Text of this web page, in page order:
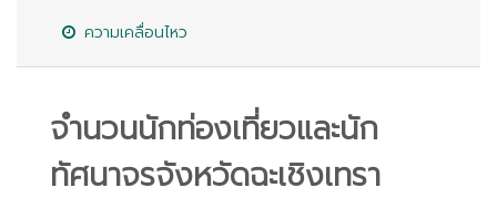
ความเคลื่อนไหว
จำนวนนักท่องเที่ยวและนัก
ทัศนาจรจังหวัดฉะเชิงเทรา